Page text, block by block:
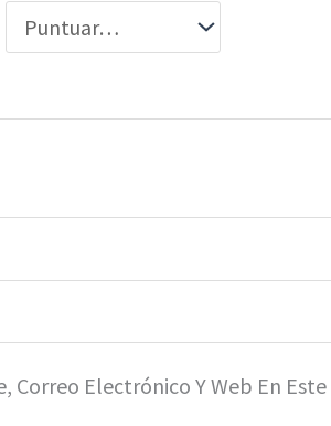
Correo Electrónico Y Web En